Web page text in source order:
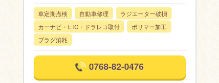
車定期点検 自動車修理
ラジエーター破損
カーナビ・ETC・ドラレコ取付
ポリマー加工
プラグ消耗
0768-82-0476